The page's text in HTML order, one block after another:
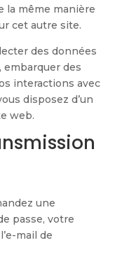
la même manière
cet autre site.
des données
embarquer des
interactions avec
disposez d’un
web.
une
passe, votre
mail de